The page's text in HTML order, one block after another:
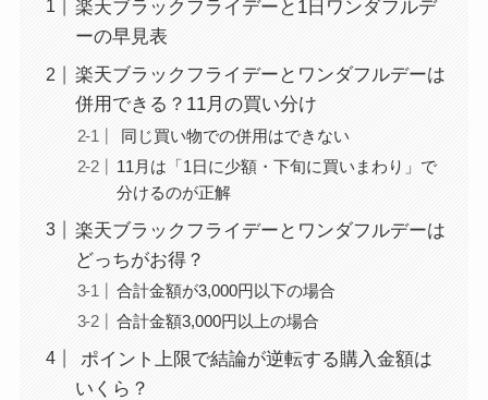
楽天ブラックフライデーと1日ワンダフルデ
ーの早見表
楽天ブラックフライデーとワンダフルデーは
併用できる？11月の買い分け
同じ買い物での併用はできない
11月は「1日に少額・下旬に買いまわり」で
分けるのが正解
楽天ブラックフライデーとワンダフルデーは
どっちがお得？
合計金額が3,000円以下の場合
合計金額3,000円以上の場合
ポイント上限で結論が逆転する購入金額は
いくら？